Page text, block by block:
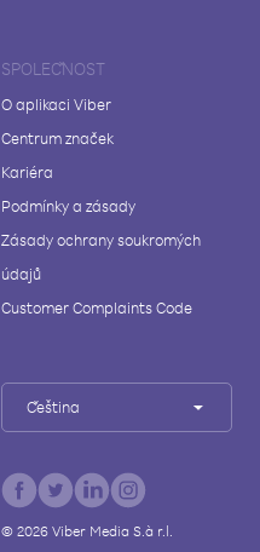
SPOLEČNOST
O aplikaci Viber
Centrum značek
Kariéra
Podmínky a zásady
Zásady ochrany soukromých
údajů
Customer Complaints Code
Čeština
© 2026Viber Media S.à r.l.